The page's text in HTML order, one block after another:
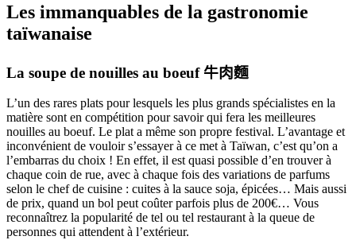
Les immanquables de la gastronomie
taïwanaise
La soupe de nouilles au boeuf 牛肉麵
L’un des rares plats pour lesquels les plus grands spécialistes en la
matière sont en compétition pour savoir qui fera les meilleures
nouilles au boeuf. Le plat a même son propre festival. L’avantage et
inconvénient de vouloir s’essayer à ce met à Taïwan, c’est qu’on a
l’embarras du choix ! En effet, il est quasi possible d’en trouver à
chaque coin de rue, avec à chaque fois des variations de parfums
selon le chef de cuisine : cuites à la sauce soja, épicées… Mais aussi
de prix, quand un bol peut coûter parfois plus de 200€… Vous
reconnaîtrez la popularité de tel ou tel restaurant à la queue de
personnes qui attendent à l’extérieur.